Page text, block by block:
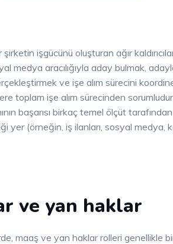
işgücünü oluşturan ağır
medya aracılığıyla aday bulmak,
ve işe alım sürecini
toplam işe alım sürecinden
başarısı birkaç temel ölçüt
yer (örneğin, iş ilanları, sosyal medya,
ve yan haklar
maaş ve yan haklar rolleri genellikle